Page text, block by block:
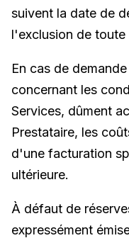
suivent la date de
l'exclusion de toute
En cas de
concernant les
Services, dûment
Prestataire, les
d'une facturation
ultérieure.
À défaut de
expressément